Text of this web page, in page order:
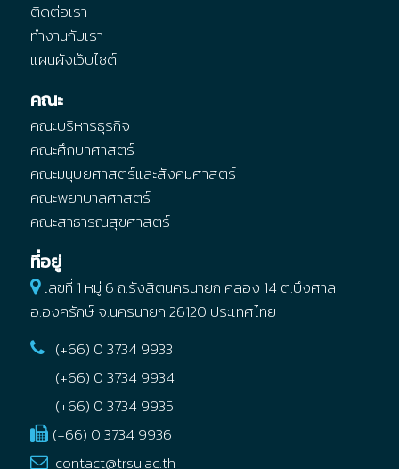
ติดต่อเรา
ทำงานกับเรา
แผนผังเว็บไซต์
คณะ
คณะบริหารธุรกิจ
คณะศึกษาศาสตร์
คณะมนุษยศาสตร์และสังคมศาสตร์
คณะพยาบาลศาสตร์
คณะสาธารณสุขศาสตร์
ที่อยู่
เลขที่ 1 หมู่ 6 ถ.รังสิตนครนายก คลอง 14 ต.บึงศาล
อ.องครักษ์ จ.นครนายก26120 ประเทศไทย
(+66) 0 3734 9933
(+66) 0 3734 9934
(+66) 0 3734 9935
(+66) 0 3734 9936
contact@trsu.ac.th